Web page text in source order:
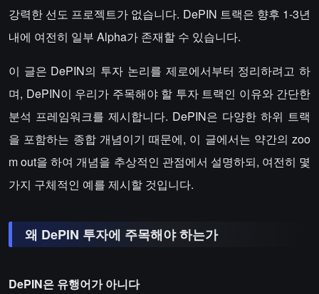
강력한 선도 프로젝트가 없습니다. DePIN 트랙은 향후 1-3년
내에 여전히 일부 Alpha가 존재할 수 있습니다.
이 글은 DePIN의 투자 논리를 제로에서부터 정리하려고 하
며, DePIN이 우리가 주목해야 할 투자 트랙인 이유와 간단한
분석 프레임워크를 제시합니다. DePIN은 다양한 하위 트랙
을 포함하는 종합 개념이기 때문에, 이 글에서는 약간의 zoo
m out을 하여 개념을 추상적인 관점에서 설명하되, 여전히 몇
가지 구체적인 예를 제시할 것입니다.
왜 DePIN 투자에 주목해야 하는가
DePIN은 유행어가 아니다